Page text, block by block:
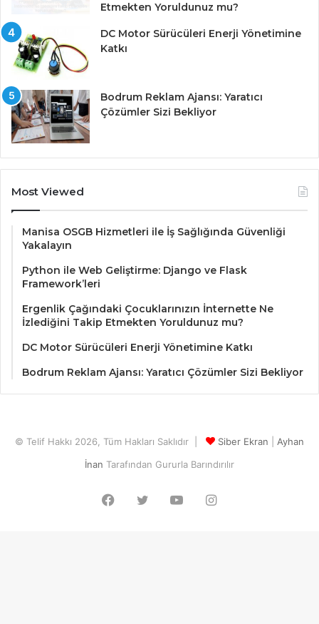
Etmekten Yoruldunuz mu?
DC Motor Sürücüleri Enerji Yönetimine
Katkı
Bodrum Reklam Ajansı: Yaratıcı
Çözümler Sizi Bekliyor
Most Viewed
Manisa OSGB Hizmetleri ile İş Sağlığında Güvenliği
Yakalayın
Python ile Web Geliştirme: Django ve Flask
Framework’leri
Ergenlik Çağındaki Çocuklarınızın İnternette Ne
İzlediğini Takip Etmekten Yoruldunuz mu?
DC Motor Sürücüleri Enerji Yönetimine Katkı
Bodrum Reklam Ajansı: Yaratıcı Çözümler Sizi Bekliyor
© Telif Hakkı 2026, Tüm Hakları Saklıdır | Siber Ekran
Ayhan
İnan Tarafından Gururla Barındırılır
Facebook
Twitter YouTubeInstagram